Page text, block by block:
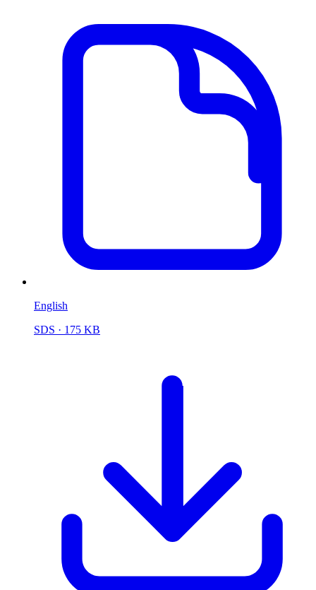
English
SDS · 175 KB